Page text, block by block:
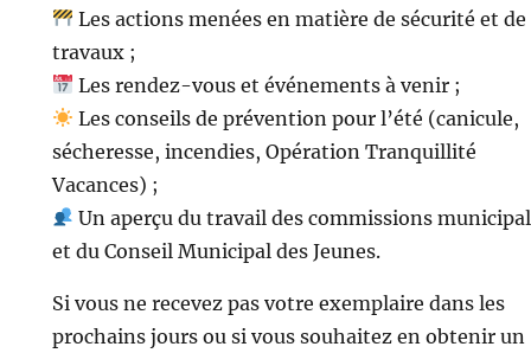
Les actions menées en matière de sécurité et de
travaux ;
Les rendez-vous et événements à venir ;
Les conseils de prévention pour l’été (canicule,
sécheresse, incendies, Opération Tranquillité
Vacances) ;
Un aperçu du travail des commissions
et du Conseil Municipal des Jeunes.
Si vous ne recevez pas votre exemplaire dans les
prochains jours ou si vous souhaitez en obtenir un